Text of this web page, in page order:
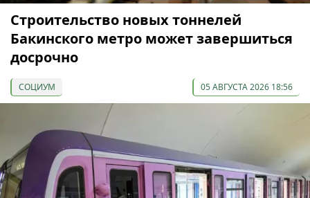
Строительство новых тоннелей
Бакинского метро может завершиться
досрочно
СОЦИУМ 05 АВГУСТА 2026 18:56